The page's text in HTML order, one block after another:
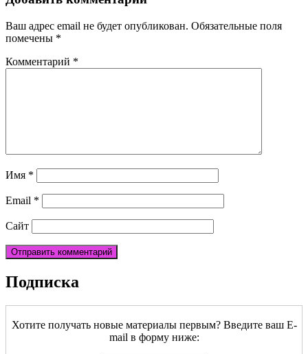
Ваш адрес email не будет опубликован. Обязательные поля
помечены *
Комментарий *
Имя *
Email *
Сайт
Подписка
Хотите получать новые материалы первым? Введите ваш E-
mail в форму ниже: